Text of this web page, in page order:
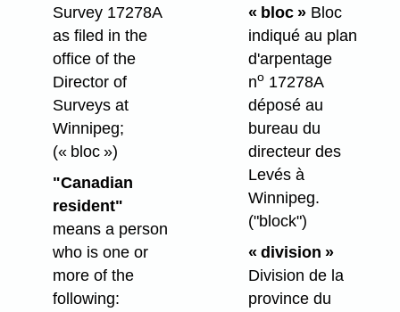
Survey 17278A
as filed in the
office of the
Director of
Surveys at
Winnipeg;
(« bloc »)
"Canadian
resident"
means a person
who is one or
more of the
following:
« bloc »Bloc
indiqué au plan
d'arpentage
no17278A
déposé au
bureau du
directeur des
Levés à
Winnipeg.
("block")
« division »
Division de la
province du